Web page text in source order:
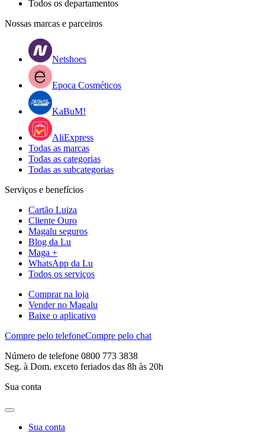
Todos os departamentos
Nossas marcas e parceiros
Netshoes
Epoca Cosméticos
KaBuM!
AliExpress
Todas as marcas
Todas as categorias
Todas as subcategorias
Serviços e benefícios
Cartão Luiza
Cliente Ouro
Magalu seguros
Blog da Lu
Maga +
WhatsApp da Lu
Todos os serviços
Comprar na loja
Vender no Magalu
Baixe o aplicativo
Compre pelo telefoneCompre pelo chat
Número de telefone 0800 773 3838
Seg. à Dom. exceto feriados das 8h às 20h
Sua conta
Sua conta